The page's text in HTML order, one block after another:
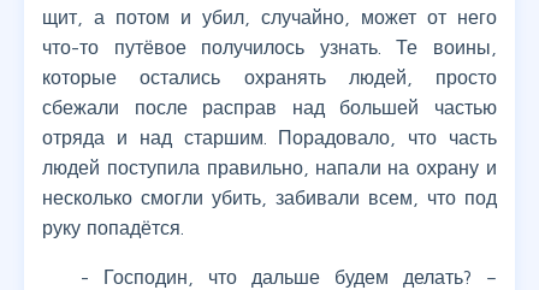
щит, а потом и убил, случайно, может от него
что-то путёвое получилось узнать. Те воины,
которые остались охранять людей, просто
сбежали после расправ над большей частью
отряда и над старшим. Порадовало, что часть
людей поступила правильно, напали на охрану и
несколько смогли убить, забивали всем, что под
руку попадётся.
- Господин, что дальше будем делать? –